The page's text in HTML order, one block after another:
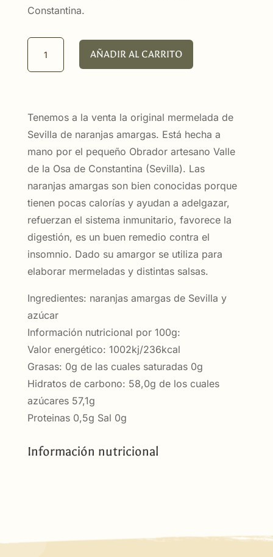
Constantina.
100ml
cantidad
AÑADIR AL CARRITO
Tenemos a la venta la original mermelada de
Sevilla de naranjas amargas. Está hecha a
mano por el pequeño Obrador artesano Valle
de la Osa de Constantina (Sevilla). Las
naranjas amargas son bien conocidas porque
tienen pocas calorías y ayudan a adelgazar,
refuerzan el sistema inmunitario, favorece la
digestión, es un buen remedio contra el
insomnio. Dado su amargor se utiliza para
elaborar mermeladas y distintas salsas.
Ingredientes: naranjas amargas de Sevilla y
azúcar
Información nutricional por 100g:
Valor energético: 1002kj/236kcal
Grasas: 0g de las cuales saturadas 0g
Hidratos de carbono: 58,0g de los cuales
azúcares 57,1g
Proteinas 0,5g Sal 0g
Información nutricional